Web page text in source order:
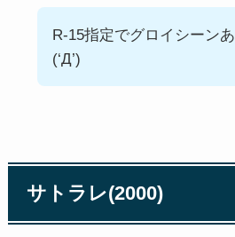
R-15指定でグロイシーン
(‘Д’)
サトラレ(2000)